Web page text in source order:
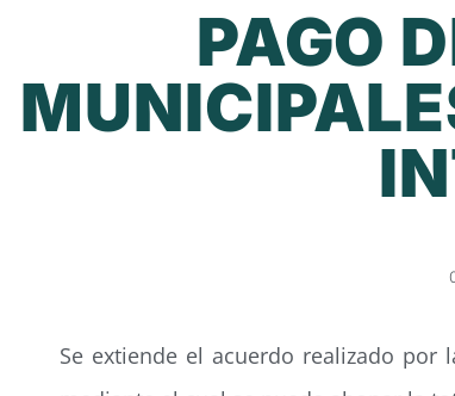
PAGO
Se extiende el acuerdo realizado por